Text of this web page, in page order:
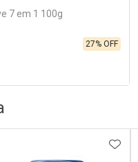
7 em 1 100g
27% OFF
AOS FAVORITOS